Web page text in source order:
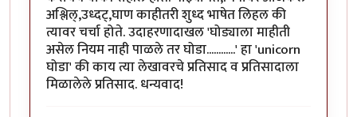
अश्लिल्,उध्दट्,घाण काहीतरी शुध्द भाषेत लिहल की
त्यावर चर्चा होते. उदाहरणादाखल 'घोड्याला माहीती
असेल नियम नाही पाळले तर घोडा............' हा 'unicorn
घोडा' की काय त्या लेखावरचे प्रतिसाद व प्रतिसादाला
मिळालेले प्रतिसाद. धन्यवाद!